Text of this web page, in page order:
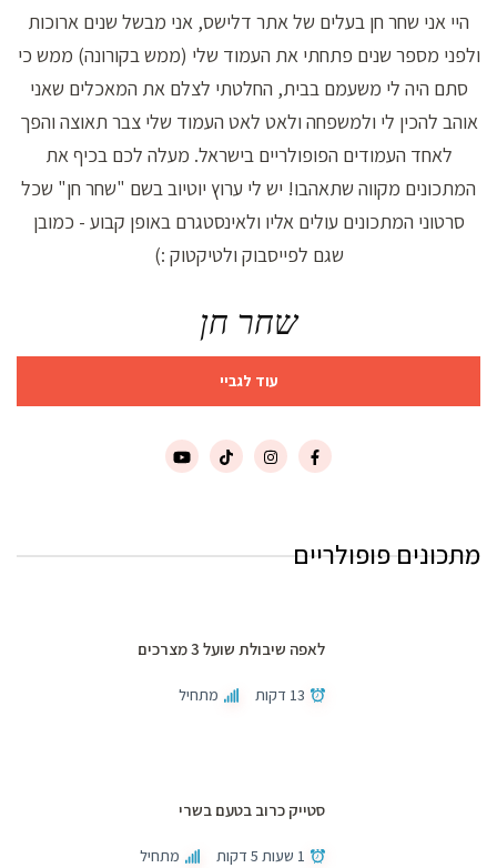
היי אני שחר חן בעלים של אתר דלישס, אני מבשל שנים ארוכות
ולפני מספר שנים פתחתי את העמוד שלי (ממש בקורונה) ממש כי
סתם היה לי משעמם בבית, החלטתי לצלם את המאכלים שאני
אוהב להכין לי ולמשפחה ולאט לאט העמוד שלי צבר תאוצה והפך
לאחד העמודים הפופולריים בישראל. מעלה לכם בכיף את
המתכונים מקווה שתאהבו! יש לי ערוץ יוטיוב בשם "שחר חן" שכל
סרטוני המתכונים עולים אליו ולאינסטגרם באופן קבוע - כמובן
שגם לפייסבוק ולטיקטוק :)
שחר חן
עוד לגביי
מתכונים פופולריים
לאפה שיבולת שועל 3 מצרכים
13 דקות מתחיל
סטייק כרוב בטעם בשרי
1 שעות 5 דקות מתחיל